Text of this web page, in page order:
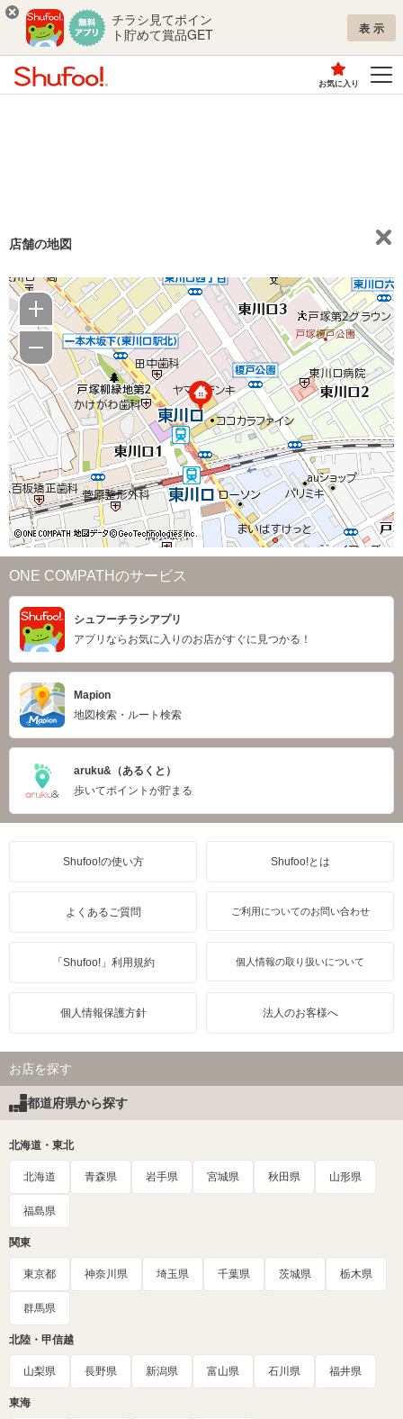
チラシ見てポイン
ト貯めて賞品GET
表示
お気に入り
店舗の地図
ONE COMPATHのサービス
シュフーチラシアプリ
アプリならお気に入りのお店がすぐに見つかる！
Mapion
地図検索・ルート検索
aruku&（あるくと）
歩いてポイントが貯まる
Shufoo!の使い方 Shufoo!とは
よくあるご質問 ご利用についてのお問い合わせ
「Shufoo!」利用規約 個人情報の取り扱いについて
個人情報保護方針 法人のお客様へ
お店を探す
都道府県から探す
北海道・東北
北海道 青森県 岩手県 宮城県 秋田県 山形県
福島県
関東
東京都 神奈川県 埼玉県 千葉県 茨城県 栃木県
群馬県
北陸・甲信越
山梨県 長野県 新潟県 富山県 石川県 福井県
東海